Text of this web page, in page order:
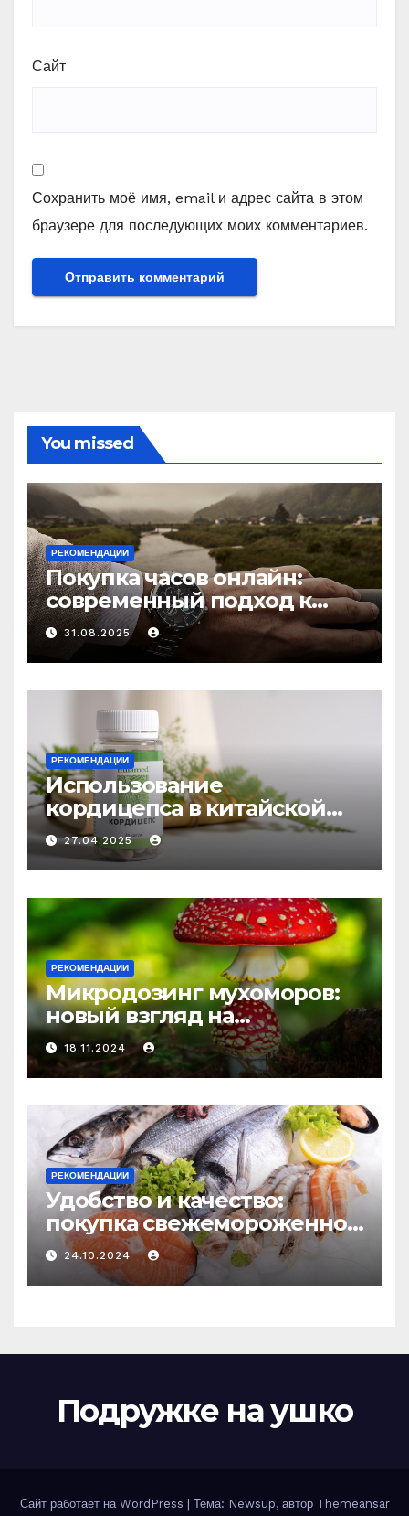
Сайт
Сохранить моё имя, email и адрес сайта в этом
браузере для последующих моих комментариев.
You missed
РЕКОМЕНДАЦИИ
Покупка часов онлайн:
современный подход к
выбору аксессуаров
31.08.2025
РЕКОМЕНДАЦИИ
Использование
кордицепса в китайской
медицине: природное
средство против усталости
и истощения
27.04.2025
РЕКОМЕНДАЦИИ
Микродозинг мухоморов:
новый взгляд на
психоделику
18.11.2024
РЕКОМЕНДАЦИИ
Удобство и качество:
покупка свежемороженной
рыбы онлайн
24.10.2024
Подружке на ушко
Сайт работает на WordPress Тема: Newsup, автор Themeansar